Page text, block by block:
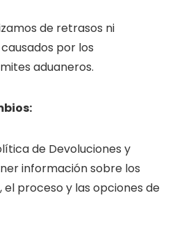
de retrasos ni
por los
aduaneros.
de Devoluciones y
información sobre los
proceso y las opciones de